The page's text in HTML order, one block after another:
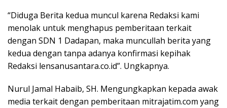
“Diduga Berita kedua muncul karena Redaksi kami
menolak untuk menghapus pemberitaan terkait
dengan SDN 1 Dadapan, maka muncullah berita yang
kedua dengan tanpa adanya konfirmasi kepihak
Redaksi lensanusantara.co.id”. Ungkapnya.
Nurul Jamal Habaib, SH. Mengungkapkan kepada awak
media terkait dengan pemberitaan mitrajatim.com yang